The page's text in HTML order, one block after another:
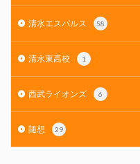
清水エスパルス 58
清水東高校 1
西武ライオンズ 6
随想 29